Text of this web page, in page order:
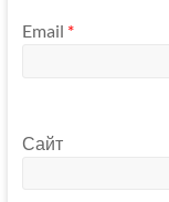
Email *
Сайт